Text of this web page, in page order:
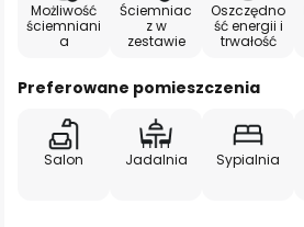
Możliwość
ściemniani
a
Ściemniac
z w
zestawie
Oszczędno
ść energii i
trwałość
Preferowane pomieszczenia
Salon Jadalnia Sypialnia